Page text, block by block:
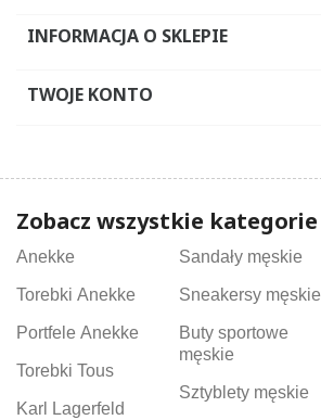
INFORMACJA O SKLEPIE
TWOJE KONTO
Zobacz wszystkie kategorie
Anekke
Torebki Anekke
Portfele Anekke
Torebki Tous
Karl Lagerfeld
Sandały męskie
Sneakersy męskie
Buty sportowe
męskie
Sztyblety męskie